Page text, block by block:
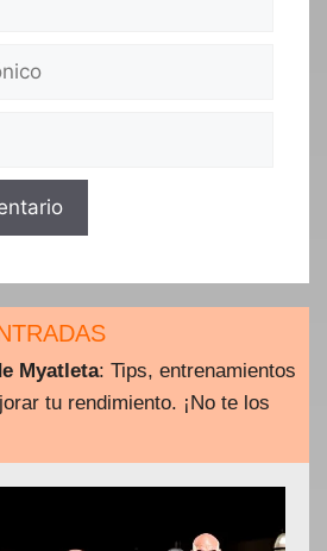
Myatleta: Tips, entrenamientos
tu rendimiento. ¡No te los